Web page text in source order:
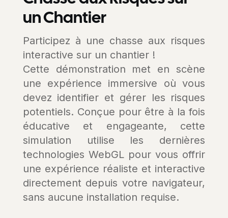
un Chantier
Participez à une chasse aux risques
interactive sur un chantier !
Cette démonstration met en scène
une expérience immersive où vous
devez identifier et gérer les risques
potentiels. Conçue pour être à la fois
éducative et engageante, cette
simulation utilise les dernières
technologies WebGL pour vous offrir
une expérience réaliste et interactive
directement depuis votre navigateur,
sans aucune installation requise.